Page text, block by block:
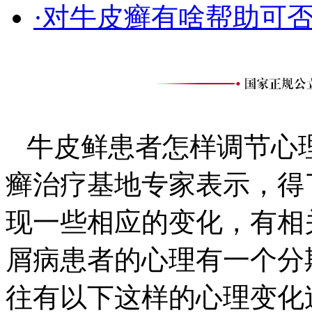
·对牛皮癣有啥帮助可
牛皮鲜患者怎样调节心
癣治疗基地专家表示，
现一些相应的变化，有
屑病患者的心理有一个
往有以下这样的心理变